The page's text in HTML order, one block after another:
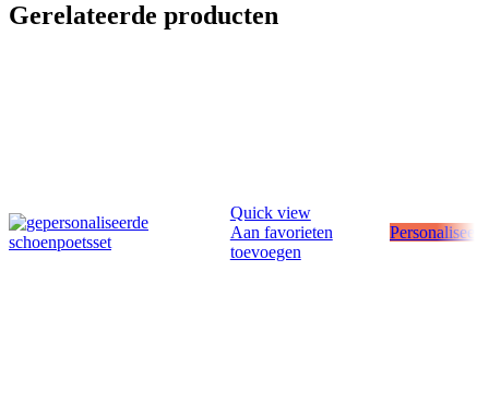
Gerelateerde producten
Quick view
Aan favorieten
toevoegen
Personaliseer